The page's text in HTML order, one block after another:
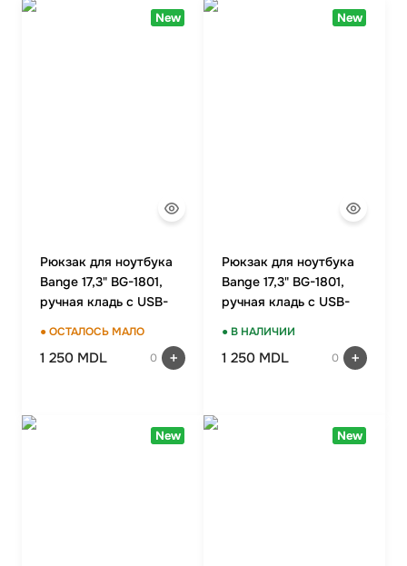
Женские Рюкзаки
Дошкольные рюкзаки
Женские Кошельки
+
New
Рюкзак для ноутбука
Bange 17,3" BG-1801,
ручная кладь с USB-
● ОСТАЛОСЬ МАЛО
1 250 MDL 0
New
Рюкзак для ноутбука
Bange 17,3" BG-1801,
ручная кладь с USB-
● В НАЛИЧИИ
1 250 MDL 0
New New